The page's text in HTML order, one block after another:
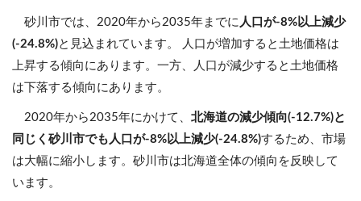
砂川市では、2020年から2035年までに 人口が-8%以上減少
(-24.8%)と見込まれています。 人口が増加すると土地価格は
上昇する傾向にあります。一方、人口が減少すると土地価格
は下落する傾向にあります。
2020年から2035年にかけて、 北海道の減少傾向(-12.7%)と
同じく砂川市でも人口が-8%以上減少(-24.8%)するため、市場
は大幅に縮小します。砂川市は北海道全体の傾向を反映して
います。